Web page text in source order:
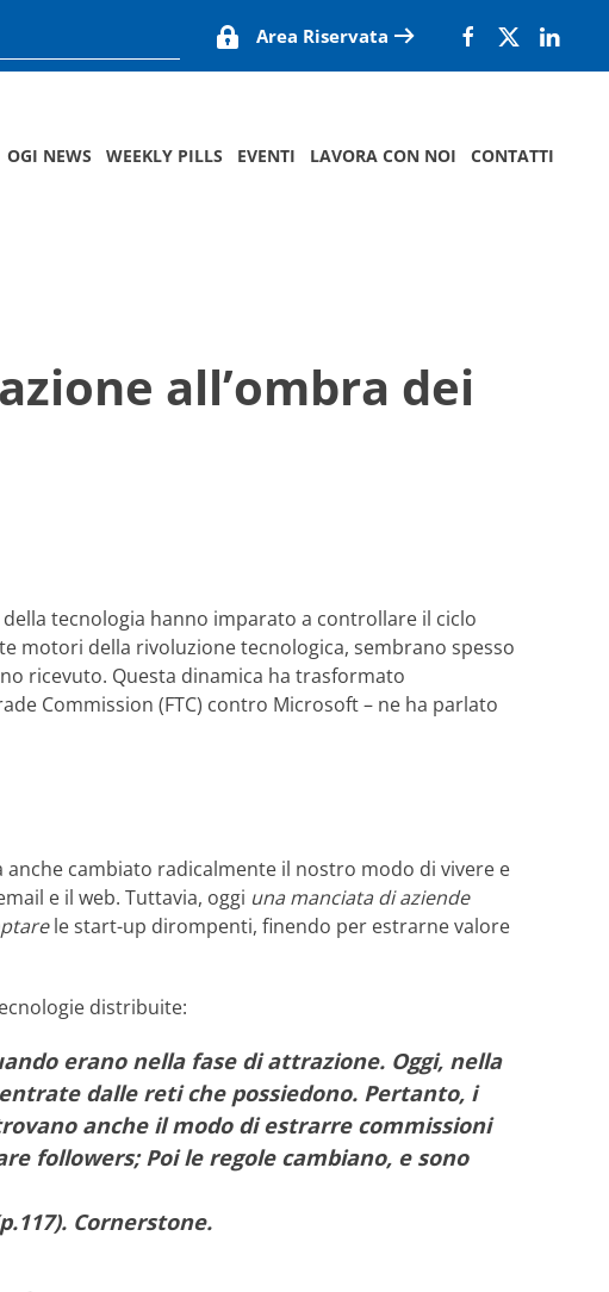
Area Riservata
OGI NEWS WEEKLY PILLS EVENTI LAVORA CON NOI CONTATTI
all’ombra dei
tecnologia hanno imparato a controllare il ciclo
motori della rivoluzione tecnologica, sembrano spesso
ricevuto. Questa dinamica ha trasformato
Commission (FTC) contro Microsoft – ne ha parlato
cambiato radicalmente il nostro modo di vivere e
e il web. Tuttavia, oggi una manciata di aziende
le start-up dirompenti, finendo per estrarne valore
distribuite:
erano nella fase di attrazione. Oggi, nella
dalle reti che possiedono. Pertanto, i
anche il modo di estrarre commissioni
followers; Poi le regole cambiano, e sono
Cornerstone.